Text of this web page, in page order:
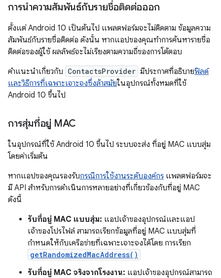
การนำความสัมพันธ์กับรายชื่อติดต่อออก
ตั้งแต่ Android 10 เป็นต้นไป แพลตฟอร์มจะไม่ติดตาม ข้อมูลความ
สัมพันธ์กับรายชื่อติดต่อ ดังนั้น หากแอปของคุณทำการค้นหารายชื่อ
ติดต่อของผู้ใช้ ผลลัพธ์จะไม่เรียงตามความถี่ของการโต้ตอบ
คำแนะนำเกี่ยวกับ ContactsProvider มีประกาศที่อธิบายฟิลด์
และวิธีการที่เฉพาะเจาะจงซึ่งล้าสมัยในอุปกรณ์ทั้งหมดที่ใช้
Android 10 ขึ้นไป
การสุ่มที่อยู่ MAC
ในอุปกรณ์ที่ใช้ Android 10 ขึ้นไป ระบบจะส่ง ที่อยู่ MAC แบบสุ่ม
โดยค่าเริ่มต้น
หากแอปของคุณรองรับกรณีการใช้งานระดับองค์กร แพลตฟอร์มจะ
มี API สำหรับการดำเนินการหลายอย่างที่เกี่ยวข้องกับที่อยู่ MAC
ดังนี้
รับที่อยู่ MAC แบบสุ่ม: แอปเจ้าของอุปกรณ์และแอป
เจ้าของโปรไฟล์ สามารถเรียกข้อมูลที่อยู่ MAC แบบสุ่มที่
กำหนดให้กับเครือข่ายที่เฉพาะเจาะจงได้โดย การเรียก
getRandomizedMacAddress()
รับที่อยู่ MAC จริงจากโรงงาน: แอปเจ้าของอุปกรณ์สามารถ